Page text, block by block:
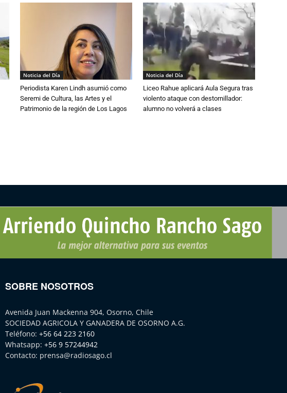
Noticia del Día
Periodista Karen Lindh asumió como
Seremi de Cultura, las Artes y el
Patrimonio de la región de Los Lagos
Noticia del Día
Liceo Rahue aplicará Aula Segura tras
violento ataque con destornillador:
alumno no volverá a clases
SOBRE NOSOTROS
Avenida Juan Mackenna 904, Osorno, Chile
SOCIEDAD AGRICOLA Y GANADERA DE OSORNO A.G.
Teléfono: +56 64 223 2160
Whatsapp: +56 9 57244942
Contacto: prensa@radiosago.cl